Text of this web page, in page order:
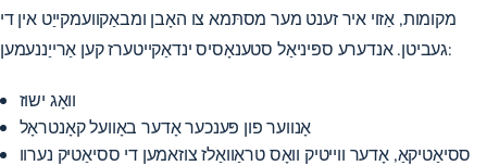
מקומות, אַזוי איר זענט מער מסתּמא צו האָבן ומבאַקוועמקייַט אין די
געביטן. אנדערע ספּיניאַל סטענאָסיס ינדאַקייטערז קען אַרייַננעמען:
וואָג ישוז
אָנווער פון פּענכער אָדער באָוועל קאָנטראָל
ססיאַטיקאַ, אָדער ווייטיק וואָס טראַוואַלזצוזאמען די ססיאַטיק נערוו